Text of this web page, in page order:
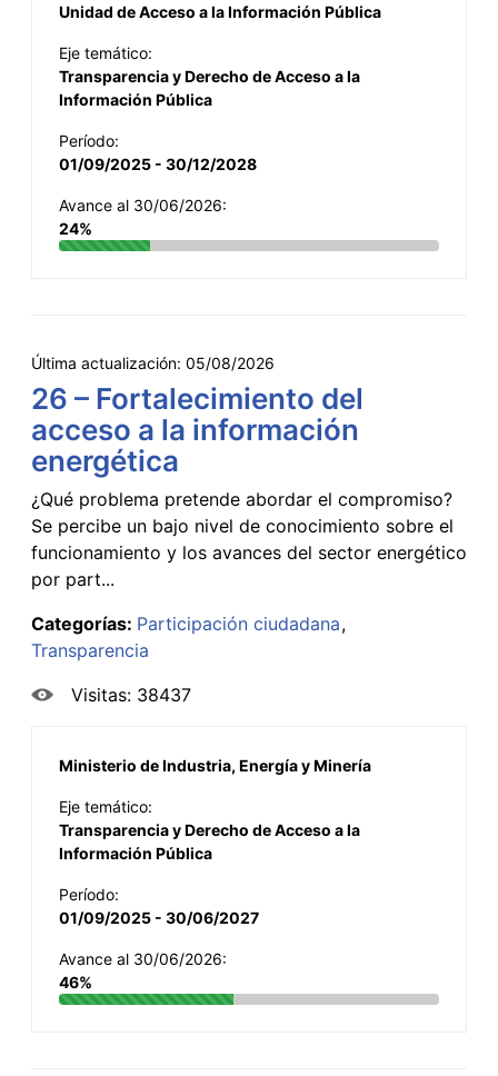
Unidad de Acceso a la Información Pública
Eje temático:
Transparencia y Derecho de Acceso a la
Información Pública
Período:
01/09/2025 - 30/12/2028
Avance al 30/06/2026:
24%
Última actualización: 05/08/2026
26 – Fortalecimiento del
acceso a la información
energética
¿Qué problema pretende abordar el compromiso?
Se percibe un bajo nivel de conocimiento sobre el
funcionamiento y los avances del sector energético
por part...
Categorías: Participación ciudadana
Transparencia
Visitas: 38437
Ministerio de Industria, Energía y Minería
Eje temático:
Transparencia y Derecho de Acceso a la
Información Pública
Período:
01/09/2025 - 30/06/2027
Avance al 30/06/2026:
46%